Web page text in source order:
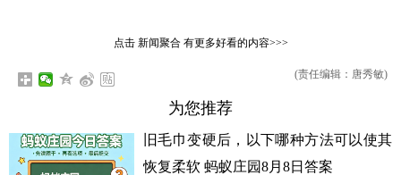
点击 新闻聚合有更多好看的内容>>>
(责任编辑：唐秀敏)
为您推荐
旧毛巾变硬后，以下哪种方法可以使其
恢复柔软 蚂蚁庄园8月8日答案